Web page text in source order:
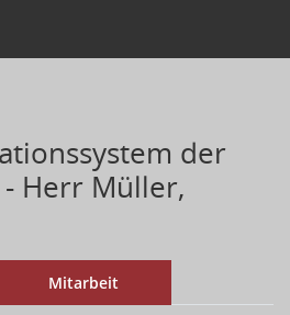
der
Herr Müller,
Mitarbeit